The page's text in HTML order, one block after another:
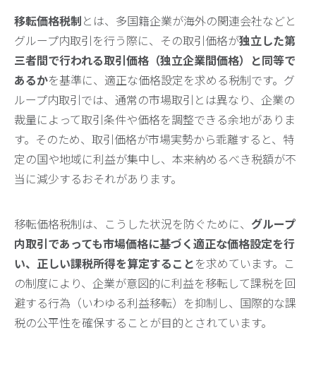
移転価格税制 とは、多国籍企業が海外の関連会社などと
グループ内取引を行う際に、その取引価格が独立した第
三者間で行われる取引価格（独立企業間価格）と同等で
あるかを基準に、適正な価格設定を求める税制です。グ
ループ内取引では、通常の市場取引とは異なり、企業の
裁量によって取引条件や価格を調整できる余地がありま
す。そのため、取引価格が市場実勢から乖離すると、特
定の国や地域に利益が集中し、本来納めるべき税額が不
当に減少するおそれがあります。
移転価格税制は、こうした状況を防ぐために、 グループ
内取引であっても市場価格に基づく適正な価格設定を行
い、正しい課税所得を算定すること を求めています。こ
の制度により、企業が意図的に利益を移転して課税を回
避する行為（いわゆる利益移転）を抑制し、国際的な課
税の公平性を確保することが目的とされています。